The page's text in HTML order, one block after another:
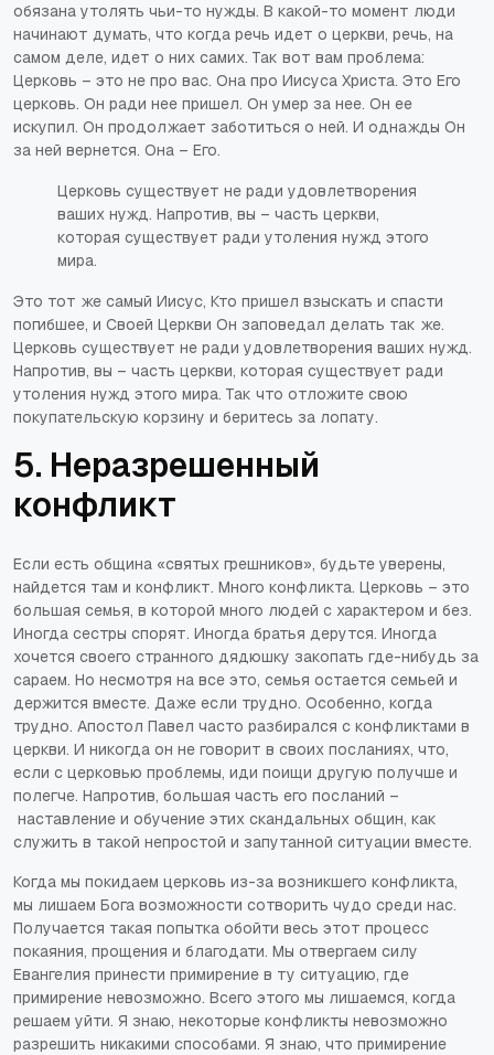
обязана утолять чьи-то нужды. В какой-то момент люди
начинают думать, что когда речь идет о церкви, речь, на
самом деле, идет о них самих. Так вот вам проблема:
Церковь – это не про вас. Она про Иисуса Христа. Это Его
церковь. Он ради нее пришел. Он умер за нее. Он ее
искупил. Он продолжает заботиться о ней. И однажды Он
за ней вернется. Она – Его.
Церковь существует не ради удовлетворения
ваших нужд. Напротив, вы – часть церкви,
которая существует ради утоления нужд этого
мира.
Это тот же самый Иисус, Кто пришел взыскать и спасти
погибшее, и Своей Церкви Он заповедал делать так же.
Церковь существует не ради удовлетворения ваших нужд.
Напротив, вы – часть церкви, которая существует ради
утоления нужд этого мира. Так что отложите свою
покупательскую корзину и беритесь за лопату.
5. Неразрешенный
конфликт
Если есть община «святых грешников», будьте уверены,
найдется там и конфликт. Много конфликта. Церковь – это
большая семья, в которой много людей с характером и без.
Иногда сестры спорят. Иногда братья дерутся. Иногда
хочется своего странного дядюшку закопать где-нибудь за
сараем. Но несмотря на все это, семья остается семьей и
держится вместе. Даже если трудно. Особенно, когда
трудно. Апостол Павел часто разбирался с конфликтами в
церкви. И никогда он не говорит в своих посланиях, что,
если с церковью проблемы, иди поищи другую получше и
полегче. Напротив, большая часть его посланий –
наставление и обучение этих скандальных общин, как
служить в такой непростой и запутанной ситуации вместе.
Когда мы покидаем церковь из-за возникшего конфликта,
мы лишаем Бога возможности сотворить чудо среди нас.
Получается такая попытка обойти весь этот процесс
покаяния, прощения и благодати. Мы отвергаем силу
Евангелия принести примирение в ту ситуацию, где
примирение невозможно. Всего этого мы лишаемся, когда
решаем уйти. Я знаю, некоторые конфликты невозможно
разрешить никакими способами. Я знаю, что примирение